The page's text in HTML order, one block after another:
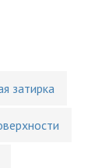
затирка